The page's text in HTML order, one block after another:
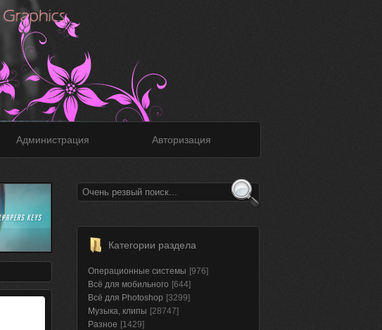
Администрация Авторизация
Категории раздела
Операционные системы [976]
Всё для мобильного [644]
Всё для Photoshop [3299]
Музыка, клипы [28747]
Разное [1429]